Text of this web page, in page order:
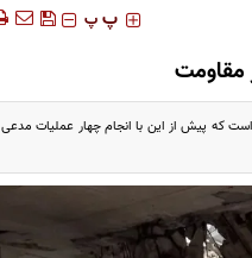
‍‍‍ پ پ
مقاومت
که پیش از این با انجام چهار عملیات مدعی